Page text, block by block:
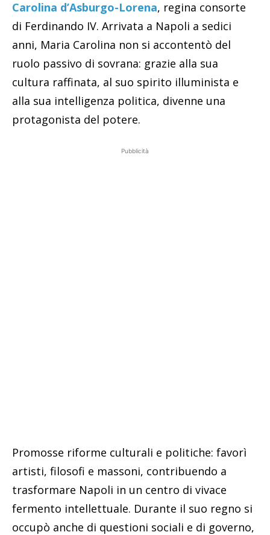
Carolina d’Asburgo-Lorena, regina consorte
di Ferdinando IV. Arrivata a Napoli a sedici
anni, Maria Carolina non si accontentò del
ruolo passivo di sovrana: grazie alla sua
cultura raffinata, al suo spirito illuminista e
alla sua intelligenza politica, divenne una
protagonista del potere.
Pubblicità
Promosse riforme culturali e politiche: favorì
artisti, filosofi e massoni, contribuendo a
trasformare Napoli in un centro di vivace
fermento intellettuale. Durante il suo regno si
occupò anche di questioni sociali e di governo,